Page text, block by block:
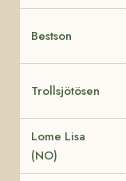
Bestson
Trollsjötösen
Lome Lisa
(NO)